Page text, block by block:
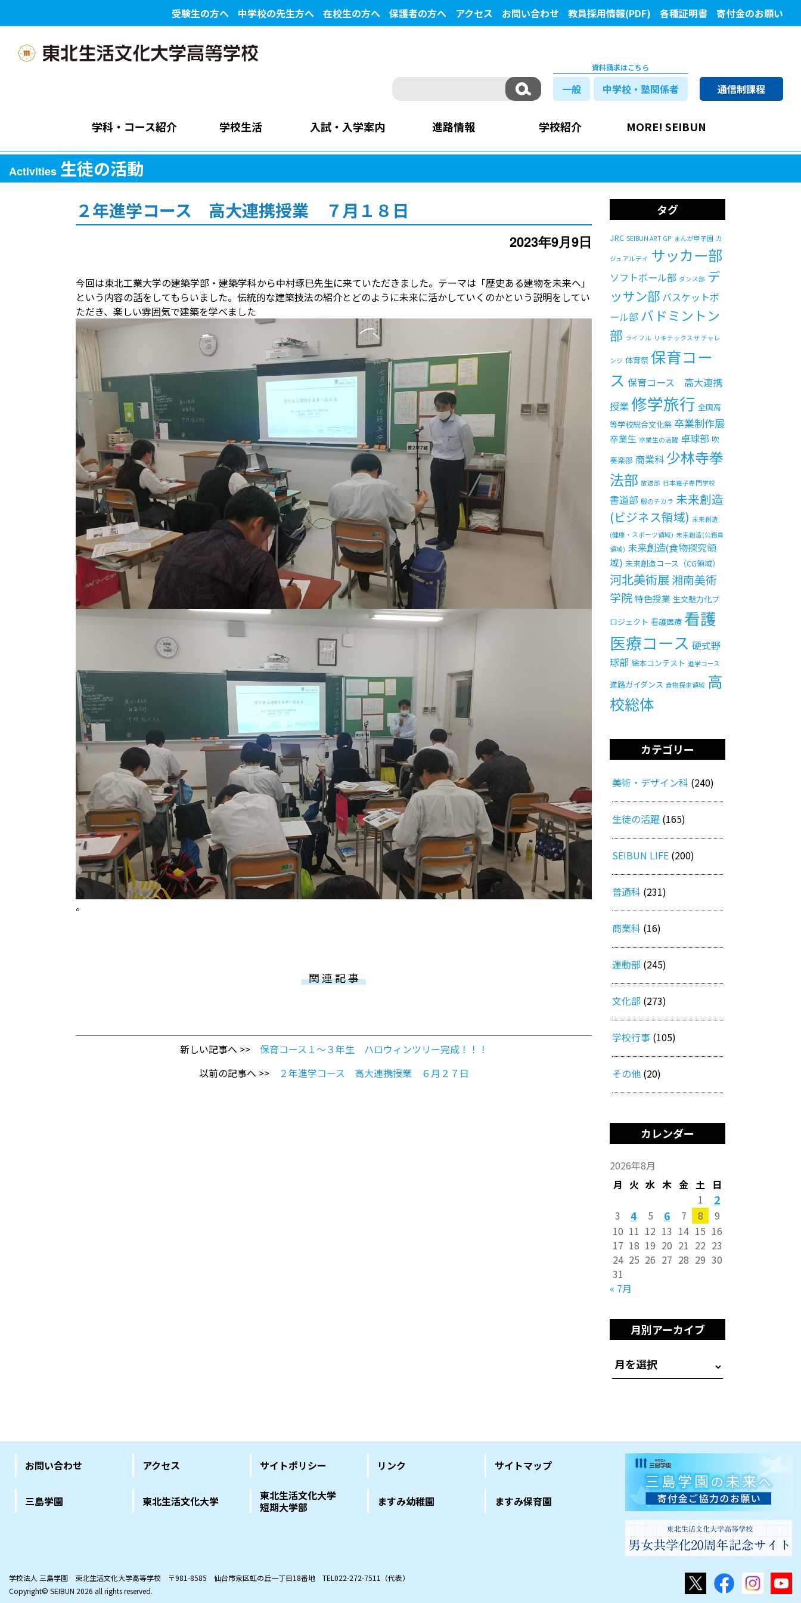
受験生の方へ 中学校の先生方へ 在校生の方へ 保護者の方へ アクセス お問い合わせ 教員採用情報(PDF) 各種証明書 寄付金のお願い
資料請求はこちら
一般 中学校・塾関係者 通信制課程
学科・コース紹介 学校生活 入試・入学案内 進路情報 学校紹介 MORE! SEIBUN
Activities 生徒の活動
２年進学コース 高大連携授業 ７月１８日
2023年9月9日
今回は東北工業大学の建築学部・建築学科から中村琢巳先生に来ていただきました。テーマは「歴史ある建物を未来へ」
という内容の話をしてもらいました。伝統的な建築技法の紹介とどのように未来に活かしていくのかという説明をしてい
ただき、楽しい雰囲気で建築を学べました
。
関 連 記 事
新しい記事へ >> 保育コース１～３年生 ハロウィンツリー完成！！！
以前の記事へ >>
２年進学コース 高大連携授業 ６月２７日
タグ
JRC SEIBUN ART GP まんが甲子園 カ
ジュアルデイ サッカー部
ソフトボール部 ダンス部 デ
ッサン部 バスケットボ
ール部 バドミントン
部 ライフル リキテックスザ チャレ
ンジ 体育祭 保育コー
ス 保育コース 高大連携
授業修学旅行 全国高
等学校総合文化祭 卒業制作展
卒業生 卒業生の活躍 卓球部 吹
奏楽部 商業科 少林寺拳
法部 放送部 日本電子専門学校
書道部 服のチカラ 未来創造
(ビジネス領域) 未来創造
(健康・スポーツ領域) 未来創造(公務員
領域) 未来創造(食物探究領
域) 未来創造コース（CG領域）
河北美術展湘南美術
学院特色授業 生文魅力化プ
ロジェクト 看護医療 看護
医療コース 硬式野
球部 絵本コンテスト 進学コース
進路ガイダンス 食物探求領域 高
校総体
カテゴリー
美術・デザイン科 (240)
生徒の活躍 (165)
SEIBUN LIFE (200)
普通科 (231)
商業科 (16)
運動部 (245)
文化部 (273)
学校行事 (105)
その他 (20)
カレンダー
2026年8月
月 火 水 木 金 土 日
« 7月
1 2
3 4 5 6 7 8
9
10 11 12 13 14 15 16
17 18 19 20 21 22 23
24 25 26 27 28 29 30
31
月別アーカイブ
お問い合わせ アクセス サイトポリシー リンク サイトマップ
三島学園 東北生活文化大学
東北生活文化大学
短期大学部
ますみ幼稚園 ますみ保育園
学校法人 三島学園 東北生活文化大学高等学校 〒981-8585 仙台市泉区虹の丘一丁目18番地 TEL022-272-7511（代表）
Copyright© SEIBUN 2026 all rights reserved.